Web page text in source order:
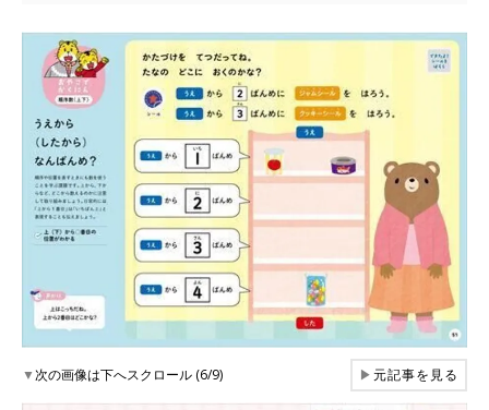
▼次の画像は下へスクロール (6/9) ▶元記事を見る